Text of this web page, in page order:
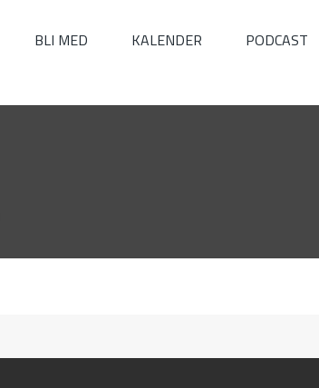
BLI MED KALENDER PODCAST